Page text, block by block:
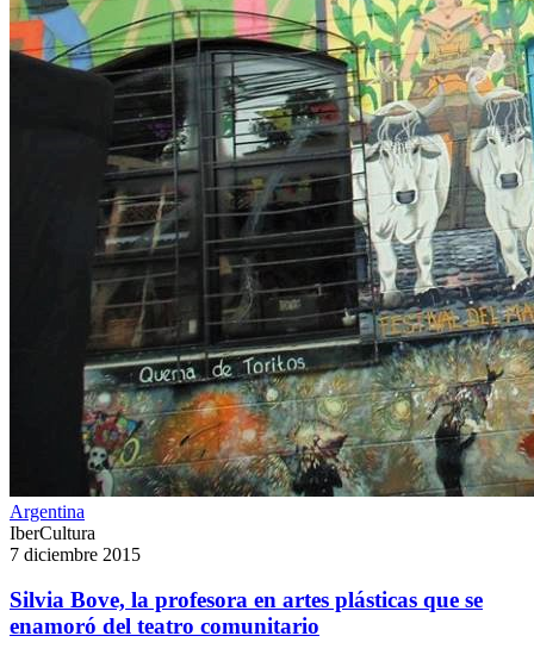
Argentina
IberCultura
7 diciembre 2015
Silvia Bove, la profesora en artes plásticas que se
enamoró del teatro comunitario